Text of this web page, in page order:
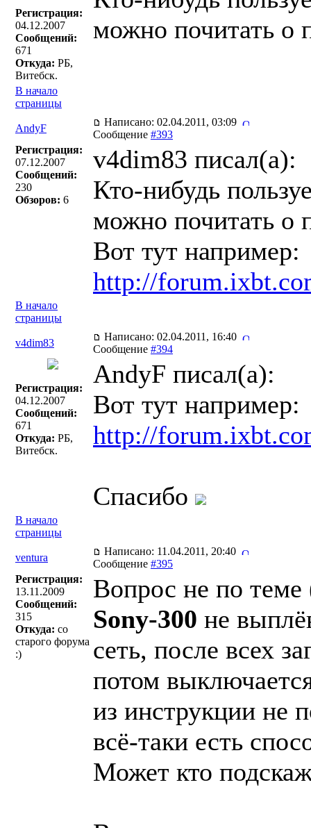
Регистрация:
04.12.2007
Сообщений:
671
Откуда: РБ,
Витебск.
можно почитать о
В начало
страницы
AndyF
Написано: 02.04.2011, 03:09
Сообщение #393
Регистрация:
07.12.2007
Сообщений:
230
Обзоров: 6
v4dim83 писал(a):
Кто-нибудь
можно почитать о
Вот тут например:
http://
В начало
страницы
v4dim83
Написано: 02.04.2011, 16:40
Сообщение #394
Регистрация:
04.12.2007
Сообщений:
671
Откуда: РБ,
Витебск.
AndyF писал(a):
Вот тут например:
http://
Спасибо
В начало
страницы
ventura
Написано: 11.04.2011, 20:40
Сообщение #395
Регистрация:
13.11.2009
Сообщений:
315
Откуда: со
старого форума
:)
Вопрос не по теме
Sony-300 не
сеть, после всех
потом
из инструкции не
всё-таки есть
Может кто